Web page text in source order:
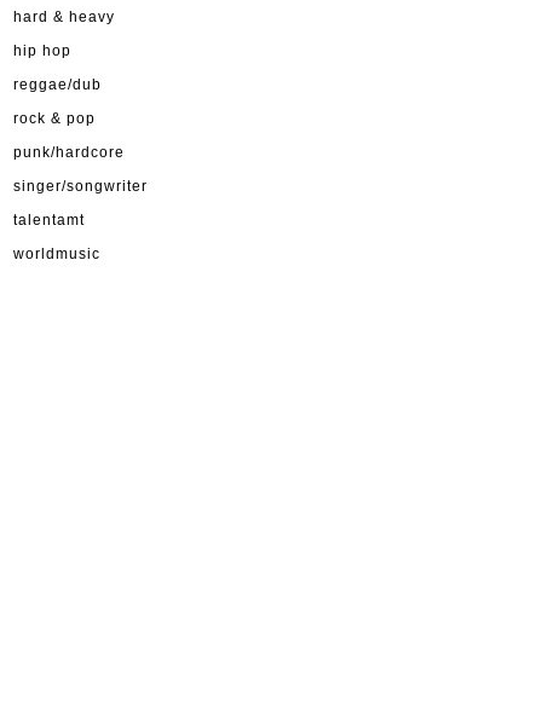
hard & heavy
hip hop
reggae/dub
rock & pop
punk/hardcore
singer/songwriter
talentamt
worldmusic